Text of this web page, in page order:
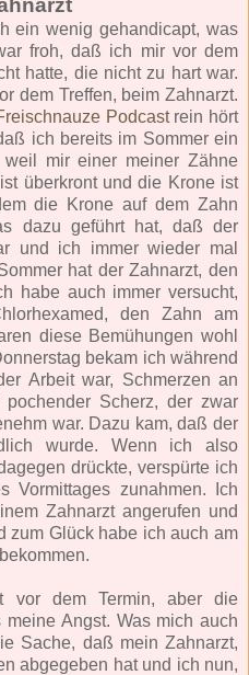
ein wenig gehandicapt, was
froh, daß ich mir vor dem
hatte, die nicht zu hart war.
dem Treffen, beim Zahnarzt.
Podcastrein hört
ich bereits im Sommer ein
mir einer meiner Zähne
überkront und die Krone ist
die Krone auf dem Zahn
dazu geführt hat, daß der
und ich immer wieder mal
hat der Zahnarzt, den
habe auch immer versucht,
den Zahn am
diese Bemühungen wohl
bekam ich während
Arbeit war, Schmerzen an
Scherz, der zwar
war. Dazu kam, daß der
wurde. Wenn ich also
drückte, verspürte ich
Vormittages zunahmen. Ich
Zahnarzt angerufen und
zum Glück habe ich auch am
vor dem Termin, aber die
Angst. Was mich auch
Sache, daß mein Zahnarzt,
abgegeben hat und ich nun,